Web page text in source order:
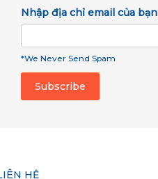
Nhập địa chỉ email của bạn
*We Never Send Spam
HỆ